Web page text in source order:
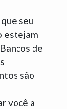
seu
estejam
de
são
você a